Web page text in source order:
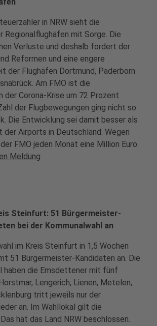
in NRW sieht die
Regionalflughäfen mit Sorge. Die
Verluste und deshalb fordert der
Reformen und eine engere
der Flughäfen Dortmund, Paderborn
Am FMO ist die
der Corona-Krise um 72 Prozent
der Flugbewegungen ging nicht so
Die Entwicklung sei damit besser als
der Airports in Deutschland. Wegen
FMO jeden Monat eine Million Euro.
Meldung
Steinfurt: 51 Bürgermeister-
bei der Kommunalwahl an
im Kreis Steinfurt in 1,5 Wochen
51 Bürgermeister-Kandidaten an. Die
haben die Emsdettener mit fünf
Lengerich, Lienen, Metelen,
tritt jeweils nur der
an. Im Wahllokal gilt die
hat das Land NRW beschlossen.